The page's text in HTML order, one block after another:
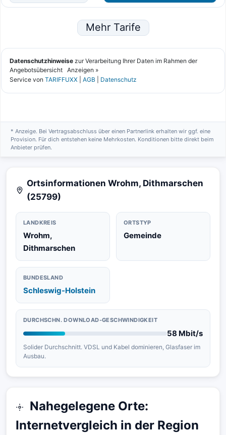
* Anzeige. Bei Vertragsabschluss über einen Partnerlink erhalten wir ggf. eine
Provision. Für dich entstehen keine Mehrkosten. Konditionen bitte direkt beim
Anbieter prüfen.
Ortsinformationen Wrohm, Dithmarschen
(25799)
LANDKREIS
Wrohm,
Dithmarschen
ORTSTYP
Gemeinde
BUNDESLAND
Schleswig-Holstein
DURCHSCHN. DOWNLOAD-GESCHWINDIGKEIT
58 Mbit/s
Solider Durchschnitt. VDSL und Kabel dominieren, Glasfaser im
Ausbau.
Nahegelegene Orte:
Internetvergleich in der Region